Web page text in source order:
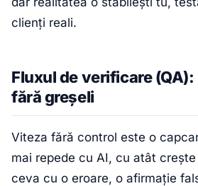
clienți reali.
Fluxul de verificare
fără greșeli
Viteza fără control este o
mai repede cu AI, cu atât
ceva cu o eroare, o afirmație